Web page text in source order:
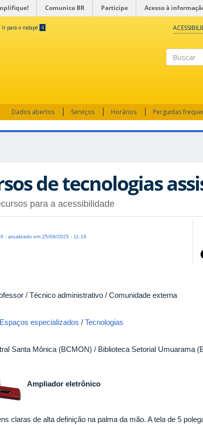
Comunica BR Participe Acesso à
Ir para o rodapé 4
Dados abertos Serviços Horários Perguntas
de tecnologias
para a acessibilidade
- atualizado em 25/09/2025 - 11:16
/ Técnico administrativo / Comunidade externa
Espaços especializados / Tecnologias
Santa Mônica (BCMON) / Biblioteca Setorial Umuarama
Ampliador eletrônico
claras de alta definição na palma da mão. A tela de 5